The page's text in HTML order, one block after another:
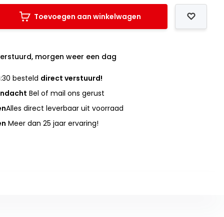
Toevoegen aan winkelwagen
morgen weer een dag
besteld direct verstuurd!
Bel of mail ons gerust
Alles direct leverbaar uit voorraad
Meer dan 25 jaar ervaring!